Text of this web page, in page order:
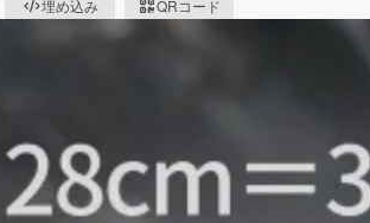
埋め込み QRコード